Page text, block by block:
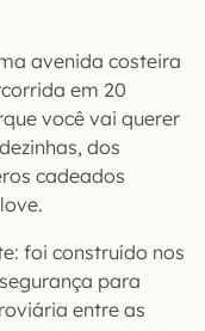
avenida costeira
em 20
você vai querer
dos
cadeados
foi construído nos
para
entre as